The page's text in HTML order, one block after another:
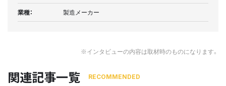
業種：
製造メーカー
※インタビューの内容は取材時のものになります。
関連記事一覧 RECOMMENDED